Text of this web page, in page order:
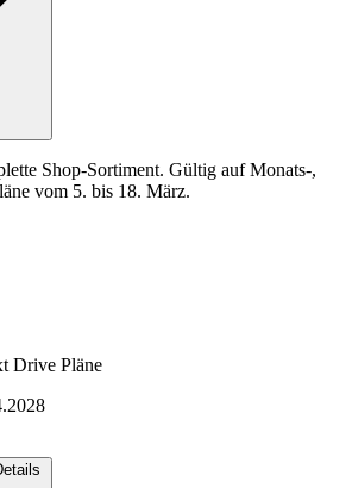
Shop-Sortiment. Gültig auf Monats-,
vom 5. bis 18. März.
Drive Pläne